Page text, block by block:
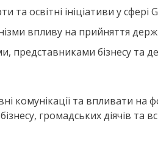
та освітні ініціативи у сфері
впливу на прийняття
представниками бізнесу та
комунікації та впливати на
громадських діячів та